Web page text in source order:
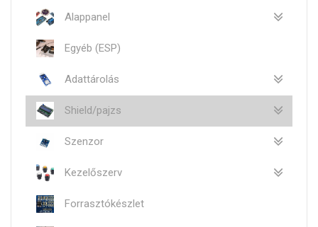
Alappanel
Egyéb (ESP)
Adattárolás
Shield/pajzs
Szenzor
Kezelőszerv
Forrasztókészlet